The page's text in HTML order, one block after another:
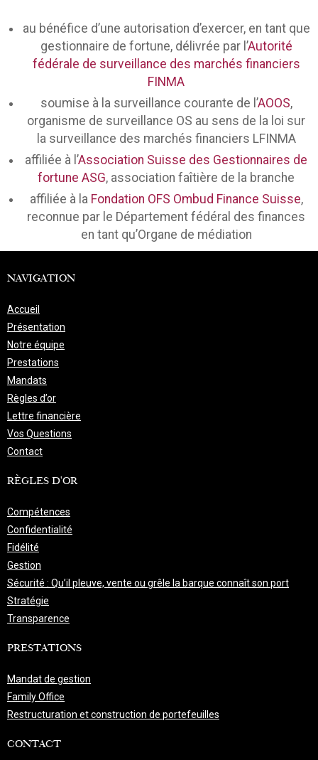
au bénéfice d’une autorisation d’exercer, en tant que
gestionnaire de fortune, délivrée par l’Autorité
fédérale de surveillance des marchés financiers
FINMA
soumise à la surveillance courante de l’AOOS,
organisme de surveillance OS au sens de la loi sur
la surveillance des marchés financiers LFINMA
affiliée à l’Association Suisse des Gestionnaires de
fortune ASG, association faîtière de la branche
affiliée à la Fondation OFS Ombud Finance Suisse,
reconnue par le Département fédéral des finances
en tant qu’Organe de médiation
NAVIGATION
Accueil
Présentation
Notre équipe
Prestations
Mandats
Règles d’or
Lettre financière
Vos Questions
Contact
RÈGLES D'OR
Compétences
Confidentialité
Fidélité
Gestion
Sécurité : Qu’il pleuve, vente ou grêle la barque connaît son port
Stratégie
Transparence
PRESTATIONS
Mandat de gestion
Family Office
Restructuration et construction de portefeuilles
CONTACT